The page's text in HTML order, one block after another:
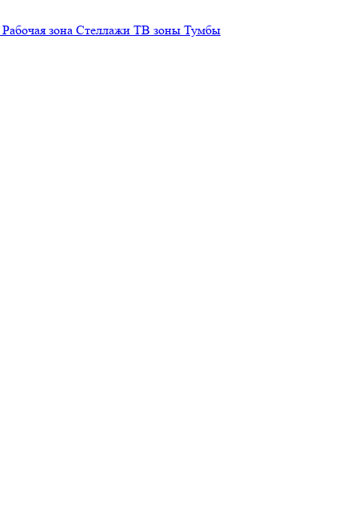
Рабочая зона Стеллажи ТВ зоны Тумбы